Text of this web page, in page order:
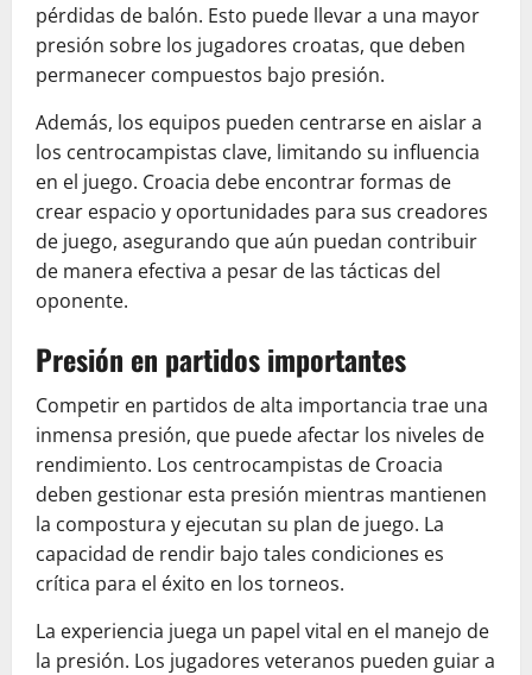
pérdidas de balón. Esto puede llevar a una mayor
presión sobre los jugadores croatas, que deben
permanecer compuestos bajo presión.
Además, los equipos pueden centrarse en aislar a
los centrocampistas clave, limitando su influencia
en el juego. Croacia debe encontrar formas de
crear espacio y oportunidades para sus creadores
de juego, asegurando que aún puedan contribuir
de manera efectiva a pesar de las tácticas del
oponente.
Presión en partidos importantes
Competir en partidos de alta importancia trae una
inmensa presión, que puede afectar los niveles de
rendimiento. Los centrocampistas de Croacia
deben gestionar esta presión mientras mantienen
la compostura y ejecutan su plan de juego. La
capacidad de rendir bajo tales condiciones es
crítica para el éxito en los torneos.
La experiencia juega un papel vital en el manejo de
la presión. Los jugadores veteranos pueden guiar a